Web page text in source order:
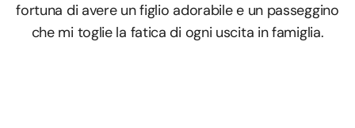
fortuna di avere un figlio adorabile e un passeggino
che mi toglie la fatica di ogni uscita in famiglia.